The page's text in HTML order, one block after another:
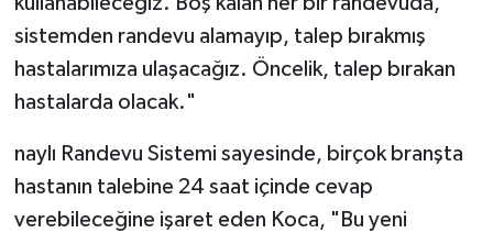
sistemden randevu alamayıp, talep bırakmış
hastalarımıza ulaşacağız. Öncelik, talep bırakan
hastalarda olacak."
naylı Randevu Sistemi sayesinde, birçok branşta
hastanın talebine 24 saat içinde cevap
verebileceğine işaret eden Koca, "Bu yeni